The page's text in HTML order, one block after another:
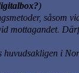
)
såsom
mottagandet.
huvudsakligen i